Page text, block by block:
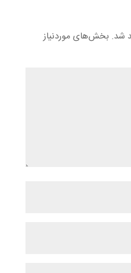
شد. بخش‌های موردنیاز